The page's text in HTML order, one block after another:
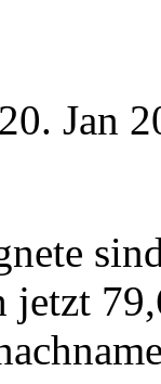
Jan
jetzt